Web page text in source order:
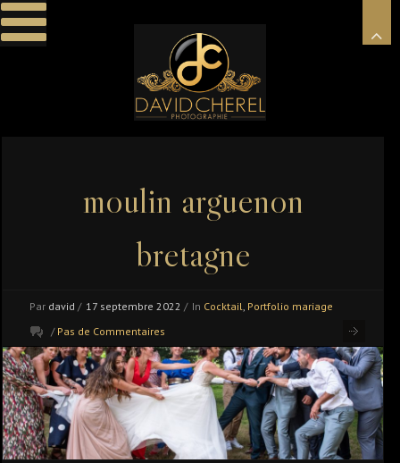
moulin arguenon
bretagne
Par david / 17 septembre 2022 / In Cocktail, Portfolio mariage
/ Pas de Commentaires